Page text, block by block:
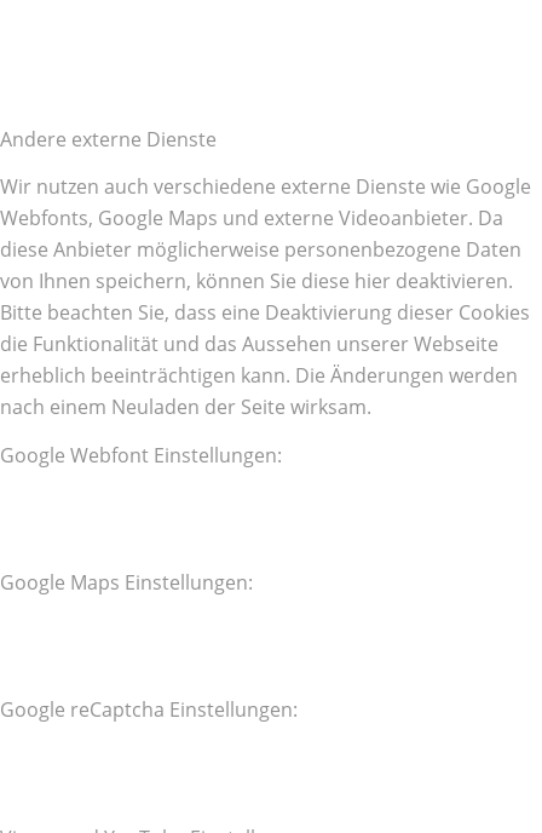
Andere externe Dienste
Wir nutzen auch verschiedene externe Dienste wie Google
Webfonts, Google Maps und externe Videoanbieter. Da
diese Anbieter möglicherweise personenbezogene Daten
von Ihnen speichern, können Sie diese hier deaktivieren.
Bitte beachten Sie, dass eine Deaktivierung dieser Cookies
die Funktionalität und das Aussehen unserer Webseite
erheblich beeinträchtigen kann. Die Änderungen werden
nach einem Neuladen der Seite wirksam.
Google Webfont Einstellungen:
Google Maps Einstellungen:
Google reCaptcha Einstellungen: